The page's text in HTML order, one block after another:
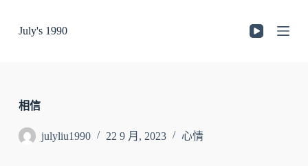
至
容
July's 1990
相信
julyliu1990 22 9 月, 2023 心情